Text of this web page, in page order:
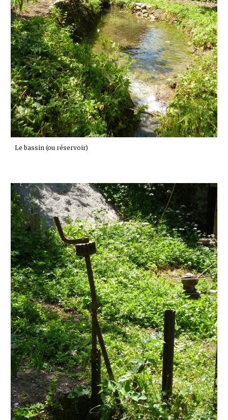
Le bassin (ou réservoir)